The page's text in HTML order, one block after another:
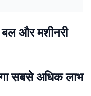
और मशीनरी
सबसे अधिक लाभ